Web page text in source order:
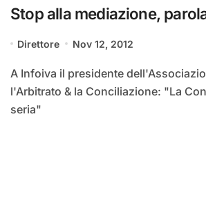
Stop alla mediazione,
Direttore Nov 12, 2012
A Infoiva il presidente dell'Associazione Nazionale per
l'Arbitrato & la Conciliazione: "La
seria"